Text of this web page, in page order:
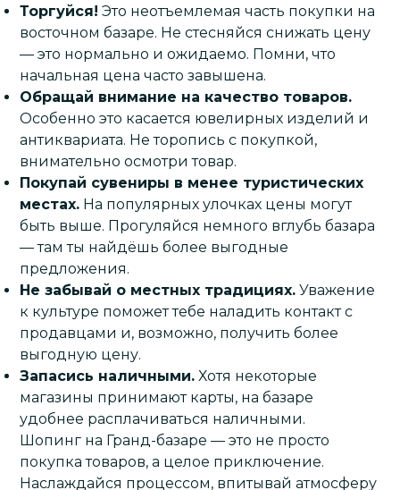
Торгуйся! Это неотъемлемая часть покупки на
восточном базаре. Не стесняйся снижать цену
— это нормально и ожидаемо. Помни, что
начальная цена часто завышена.
Обращай внимание на качество товаров.
Особенно это касается ювелирных изделий и
антиквариата. Не торопись с покупкой,
внимательно осмотри товар.
Покупай сувениры в менее туристических
местах. На популярных улочках цены могут
быть выше. Прогуляйся немного вглубь базара
— там ты найдёшь более выгодные
предложения.
Не забывай о местных традициях. Уважение
к культуре поможет тебе наладить контакт с
продавцами и, возможно, получить более
выгодную цену.
Запасись наличными. Хотя некоторые
магазины принимают карты, на базаре
удобнее расплачиваться наличными.
Шопинг на Гранд-базаре — это не просто
покупка товаров, а целое приключение.
Наслаждайся процессом, впитывай атмосферу